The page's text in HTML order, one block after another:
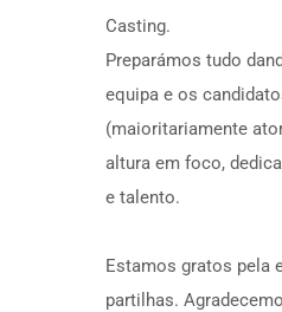
Casting.
Preparámos tudo
equipa e os
(maioritariamente
altura em foco,
e talento.
Estamos gratos pela
partilhas.